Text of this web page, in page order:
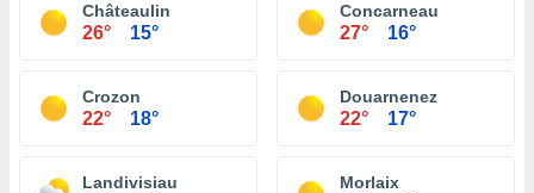
Châteaulin
26° 15°
Concarneau
27° 16°
Crozon
22° 18°
Douarnenez
22° 17°
Landivisiau Morlaix